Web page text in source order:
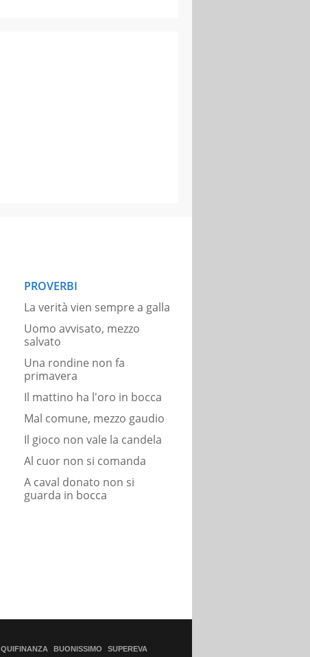
PROVERBI
La verità vien sempre a galla
Uomo avvisato, mezzo
salvato
Una rondine non fa
primavera
Il mattino ha l'oro in bocca
Mal comune, mezzo gaudio
Il gioco non vale la candela
Al cuor non si comanda
A caval donato non si
guarda in bocca
QUIFINANZA BUONISSIMO SUPEREVA